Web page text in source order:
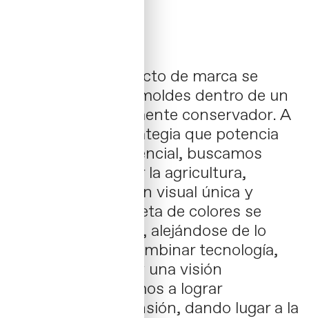
El diseño del proyecto de marca se
enfoca en romper moldes dentro de un
sector tradicionalmente conservador. A
través de una estrategia que potencia
nuestro valor diferencial, buscamos
innovar y digitalizar la agricultura,
creando una imagen visual única y
reconocible. La paleta de colores se
elegirá con audacia, alejándose de lo
convencional. Al combinar tecnología,
trabajo en equipo y una visión
sostenible, aspiramos a lograr
notoriedad y expansión, dando lugar a la